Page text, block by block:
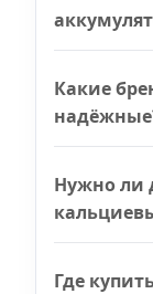
Какие
Нужно ли
Где